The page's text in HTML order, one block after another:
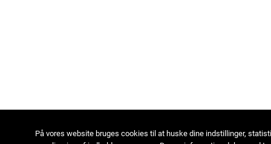
På vores website bruges cookies til at huske dine indstillinger,